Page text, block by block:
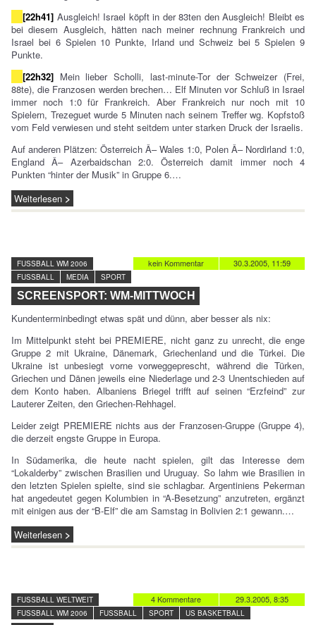
[22h41] Ausgleich! Israel köpft in der 83ten den Ausgleich! Bleibt es
bei diesem Ausgleich, hätten nach meiner rechnung Frankreich und
Israel bei 6 Spielen 10 Punkte, Irland und Schweiz bei 5 Spielen 9
Punkte.
[22h32] Mein lieber Scholli, last-minute-Tor der Schweizer (Frei,
88te), die Franzosen werden brechen… Elf Minuten vor Schluß in Israel
immer noch 1:0 für Frankreich. Aber Frankreich nur noch mit 10
Spielern, Trezeguet wurde 5 Minuten nach seinem Treffer wg. Kopfstoß
vom Feld verwiesen und steht seitdem unter starken Druck der Israelis.
Auf anderen Plätzen: Österreich Â– Wales 1:0, Polen Â– Nordirland 1:0,
England Â– Azerbaidschan 2:0. Österreich damit immer noch 4
Punkten “hinter der Musik” in Gruppe 6.…
Weiterlesen
30.3.2005, 11:59
kein Kommentar
FUSSBALL WM 2006
FUSSBALL
MEDIA SPORT
SCREENSPORT: WM-MITTWOCH
Kundenterminbedingt etwas spät und dünn, aber besser als nix:
Im Mittelpunkt steht bei PREMIERE, nicht ganz zu unrecht, die enge
Gruppe 2 mit Ukraine, Dänemark, Griechenland und die Türkei. Die
Ukraine ist unbesiegt vorne vorweggeprescht, während die Türken,
Griechen und Dänen jeweils eine Niederlage und 2-3 Unentschieden auf
dem Konto haben. Albaniens Briegel trifft auf seinen “Erzfeind” zur
Lauterer Zeiten, den Griechen-Rehhagel.
Leider zeigt PREMIERE nichts aus der Franzosen-Gruppe (Gruppe 4),
die derzeit engste Gruppe in Europa.
In Südamerika, die heute nacht spielen, gilt das Interesse dem
“Lokalderby” zwischen Brasilien und Uruguay. So lahm wie Brasilien in
den letzten Spielen spielte, sind sie schlagbar. Argentiniens Pekerman
hat angedeutet gegen Kolumbien in “A-Besetzung” anzutreten, ergänzt
mit einigen aus der “B-Elf” die am Samstag in Bolivien 2:1 gewann.…
Weiterlesen
29.3.2005, 8:35
4 Kommentare
FUSSBALL WELTWEIT
FUSSBALL WM 2006
FUSSBALL SPORT US BASKETBALL